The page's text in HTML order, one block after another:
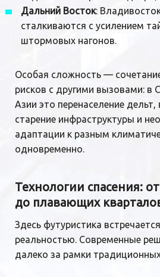
Дальний Восток:
сталкиваются с усилением
штормовых нагонов.
Особая сложность —
рисков с другими вызовами: в
Азии это перенаселение
старение инфраструктуры и
адаптации к разным
одновременно.
Технологии спасения:
до плавающих
Здесь футуристика
реальностью. Современные
далеко за рамки